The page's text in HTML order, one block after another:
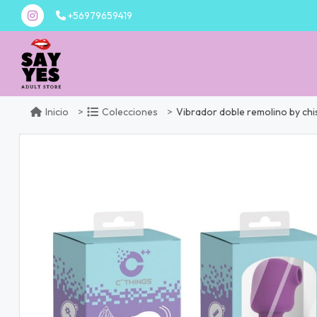
+56979659419
Inicio Colecciones Vibrador doble remolino by